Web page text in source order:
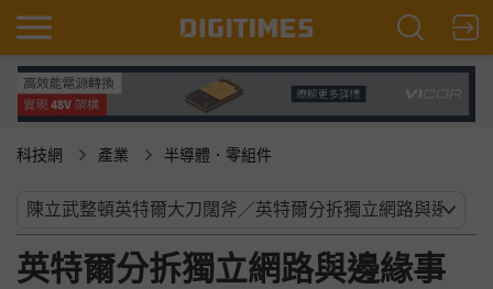
科技網 產業 半導體．零組件
英特爾分拆獨立網路與邊緣事